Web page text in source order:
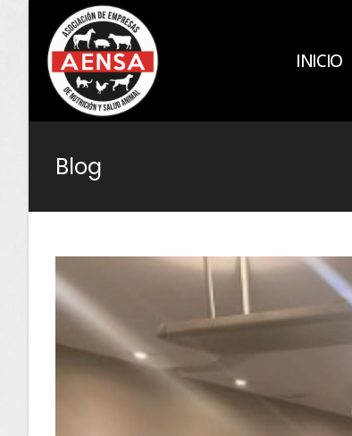
INICIO
Blog